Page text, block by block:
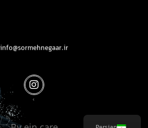
info@sormehnegaar.ir